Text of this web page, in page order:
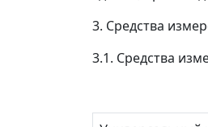
3. Средства
3.1. Средства